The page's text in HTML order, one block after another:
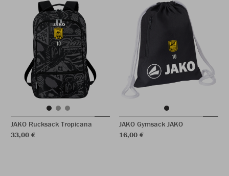
JAKO Rucksack Tropicana
33,00 €
JAKO Gymsack JAKO
16,00 €